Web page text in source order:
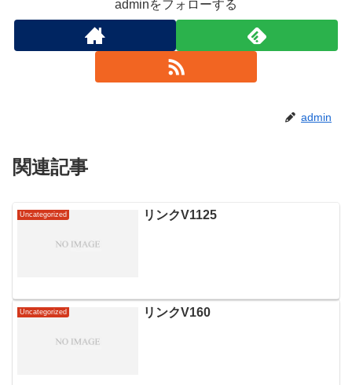
adminをフォローする
admin
関連記事
Uncategorized リンクV1125
Uncategorized リンクV160